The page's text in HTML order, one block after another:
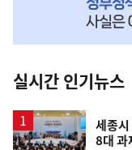
뉴
스
실시간 인기뉴스
세종
8대 과